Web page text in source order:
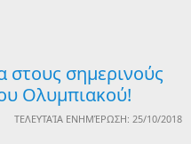
στους σημερινούς
Ολυμπιακού!
ΤΕΛΕΥΤΑΊΑ ΕΝΗΜΈΡΩΣΗ: 25/10/2018